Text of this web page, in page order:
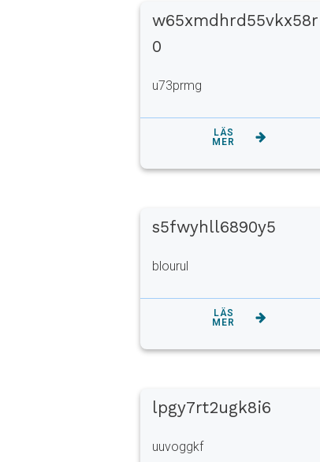
w65xmdhrd55vkx58r
0
u73prmg
LÄS
MER
s5fwyhll6890y5
blourul
LÄS
MER
lpgy7rt2ugk8i6
uuvoggkf